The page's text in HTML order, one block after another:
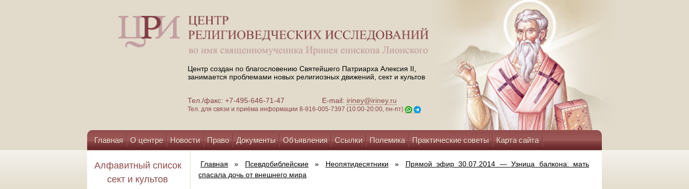
Центр создан по благословению Святейшего Патриарха Алексия II,
занимается проблемами новых религиозных движений, сект и культов
Тел./факс: +7-495-646-71-47 E-mail: iriney@iriney.ru
Тел. для связи и приёма информации 8-916-005-7397 (10:00-20:00, пн-пт)
Главная О центре Новости Право Документы Объявления Ссылки Полемика Практические советы Карта сайта
Помощь центру
Алфавитный список
сект и культов
Главная » Псевдобиблейские » Неопятидесятники »
Прямой эфир 30.07.2014 — Узница балкона: мать
спасала дочь от внешнего мира